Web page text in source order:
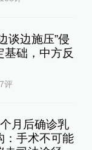
谈边施压”侵
基础，中方反
评
月后确诊乳
：手术不可能